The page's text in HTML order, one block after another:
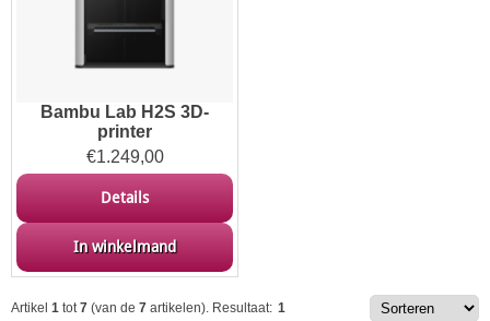
Bambu Lab H2S 3D-
printer
€1.249,00
Details
In winkelmand
Artikel 1 tot 7 (van de 7 artikelen). Resultaat: 1